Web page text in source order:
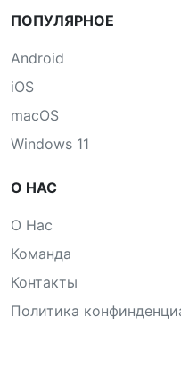
ПОПУЛЯРНОЕ
Android
iOS
macOS
Windows 11
О НАС
О Нас
Команда
Контакты
Политика